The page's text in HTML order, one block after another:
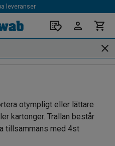
leveranser
otympligt eller lättare
kartonger. Trallan består
tillsammans med 4st